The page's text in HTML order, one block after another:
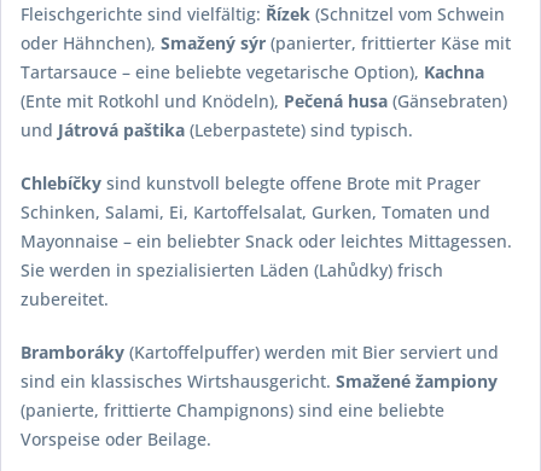
Fleischgerichte sind vielfältig: Řízek (Schnitzel vom Schwein
oder Hähnchen), Smažený sýr (panierter, frittierter Käse mit
Tartarsauce – eine beliebte vegetarische Option), Kachna
(Ente mit Rotkohl und Knödeln), Pečená husa (Gänsebraten)
und Játrová paštika (Leberpastete) sind typisch.
Chlebíčky sind kunstvoll belegte offene Brote mit Prager
Schinken, Salami, Ei, Kartoffelsalat, Gurken, Tomaten und
Mayonnaise – ein beliebter Snack oder leichtes Mittagessen.
Sie werden in spezialisierten Läden (Lahůdky) frisch
zubereitet.
Bramboráky (Kartoffelpuffer) werden mit Bier serviert und
sind ein klassisches Wirtshausgericht. Smažené žampiony
(panierte, frittierte Champignons) sind eine beliebte
Vorspeise oder Beilage.